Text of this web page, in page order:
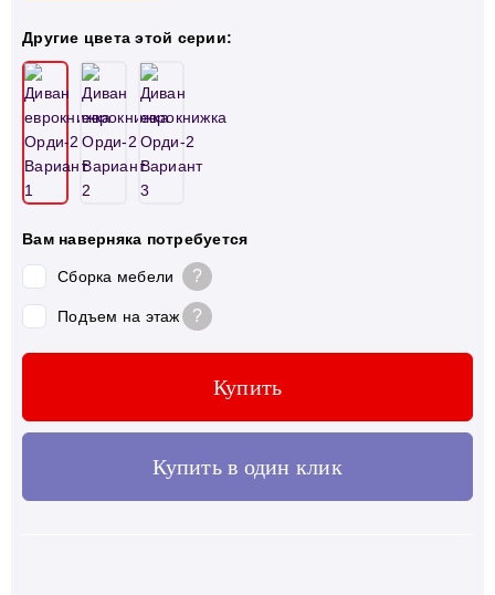
Другие цвета этой серии:
Вам наверняка потребуется
Сборка мебели ?
Подъем на этаж ?
Купить
Купить в один клик